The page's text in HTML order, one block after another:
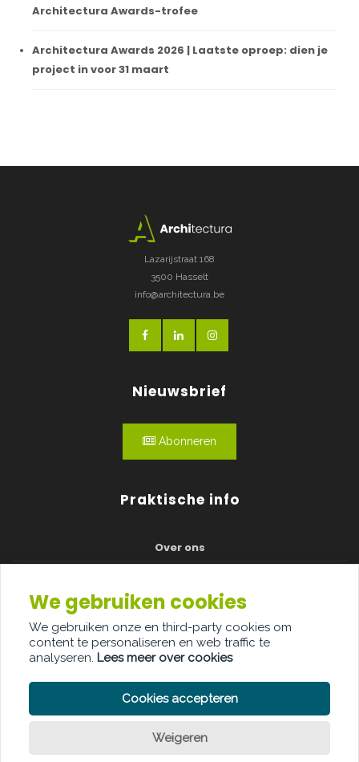
Architectura Awards-trofee
Architectura Awards 2026 | Laatste oproep: dien je
project in voor 31 maart
Lazarijstraat 168
3500 Hasselt
info@architectura.be
Nieuwsbrief
Abonneren
Praktische info
Over ons
Contact
Jury
Awardshow
We gebruiken cookies
We gebruiken onze en third-party cookies om
content te personaliseren en web traffic te
analyseren. Lees meer over cookies
Cookies accepteren
Weigeren